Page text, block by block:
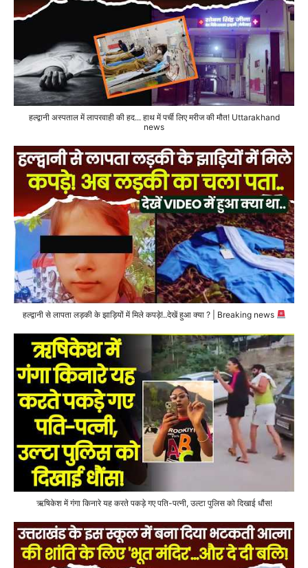
हल्द्वानी अस्पताल में लापरवाही की हद... हाथ में पर्ची लिए मरीज की मौत! Uttarakhand
news
हल्द्वानी से लापता लड़की के झाड़ियों में मिले कपड़े!..देखें हुआ क्या ? | Breaking news
ऋषिकेश में गंगा किनारे यह करते पकड़े गए पति-पत्नी, उल्टा पुलिस को दिखाई धौंस!